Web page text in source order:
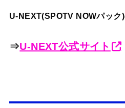
U-NEXT(SPOTV NOWパック
⇒U-NEXT公式サイト